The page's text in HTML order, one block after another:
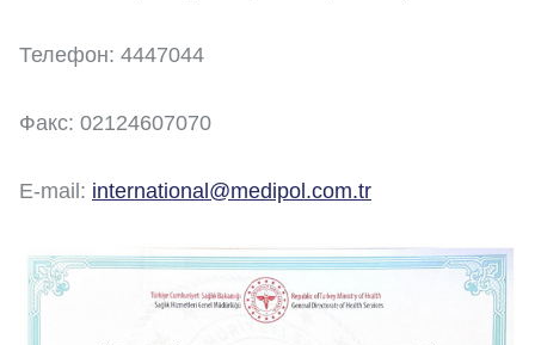
Телефон: 4447044
Факс: 02124607070
E-mail: international@medipol.com.tr